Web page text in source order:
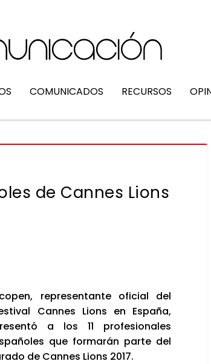
COMUNICADOS RECURSOS
de Cannes Lions
repre­sen­tan­te ofi­cial del
Can­nes Lions en Espa­ña,
a los 11 pro­fe­sio­na­les
que for­ma­rán par­te del
de Can­nes Lions 2017.